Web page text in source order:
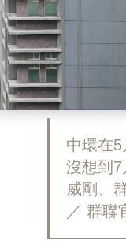
中環在5
沒想到
威剛、
／ 群聯